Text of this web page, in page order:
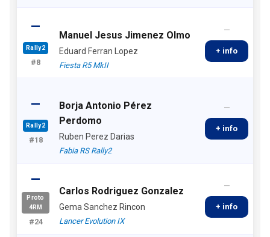
—
Rally2
#8
Manuel Jesus Jimenez Olmo
Eduard Ferran Lopez
Fiesta R5 MkII
—
+ info
—
Rally2
#18
Borja Antonio Pérez
Perdomo
Ruben Perez Darias
Fabia RS Rally2
—
+ info
—
Proto
4RM
#24
Carlos Rodriguez Gonzalez
Gema Sanchez Rincon
Lancer Evolution IX
—
+ info